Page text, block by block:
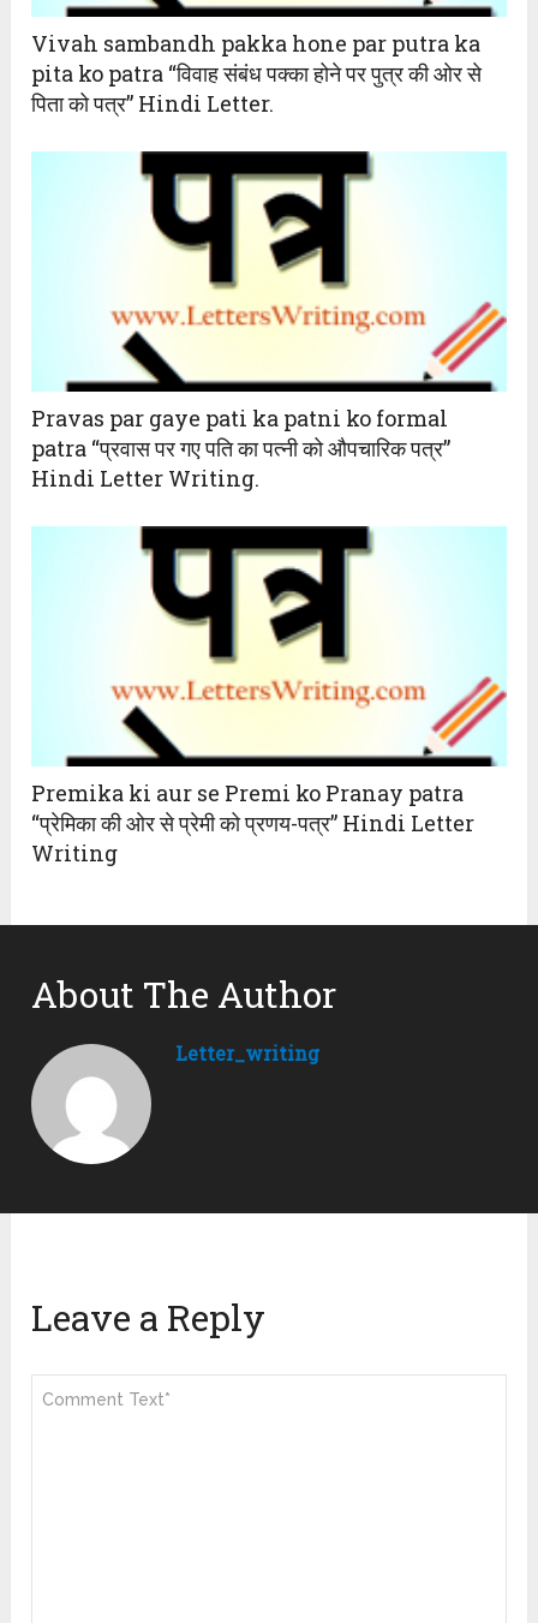
Vivah sambandh pakka hone par putra ka
pita ko patra “विवाह संबंध पक्का होने पर पुत्र की ओर से
पिता को पत्र” Hindi Letter.
Pravas par gaye pati ka patni ko formal
patra “प्रवास पर गए पति का पत्नी को औपचारिक पत्र”
Hindi Letter Writing.
Premika ki aur se Premi ko Pranay patra
“प्रेमिका की ओर से प्रेमी को प्रणय-पत्र” Hindi Letter
Writing
About The Author
Letter_writing
Leave a Reply